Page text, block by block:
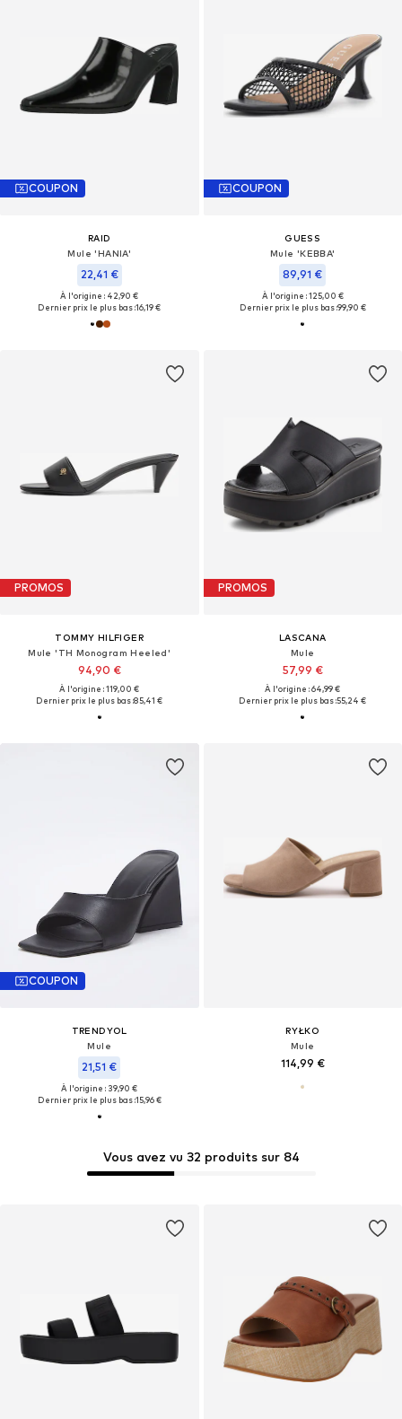
COUPON
RAID
Mule 'HANIA'
22,41 €
À l'origine : 42,90 €
Dernier prix le plus bas :16,19 €
COUPON
GUESS
Mule 'KEBBA'
89,91 €
À l'origine : 125,00 €
Dernier prix le plus bas :99,90 €
PROMOS
TOMMY HILFIGER
Mule 'TH Monogram Heeled'
94,90 €
À l'origine : 119,00 €
Dernier prix le plus bas :85,41 €
PROMOS
LASCANA
Mule
57,99 €
À l'origine : 64,99 €
Dernier prix le plus bas :55,24 €
COUPON
TRENDYOL
Mule
21,51 €
À l'origine : 39,90 €
Dernier prix le plus bas :15,96 €
RYŁKO
Mule
114,99 €
Vous avez vu 32 produits sur 84